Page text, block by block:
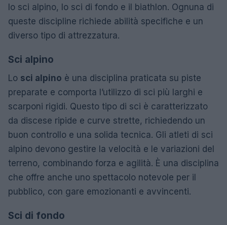
lo sci alpino, lo sci di fondo e il biathlon. Ognuna di
queste discipline richiede abilità specifiche e un
diverso tipo di attrezzatura.
Sci alpino
Lo sci alpino è una disciplina praticata su piste
preparate e comporta l’utilizzo di sci più larghi e
scarponi rigidi. Questo tipo di sci è caratterizzato
da discese ripide e curve strette, richiedendo un
buon controllo e una solida tecnica. Gli atleti di sci
alpino devono gestire la velocità e le variazioni del
terreno, combinando forza e agilità. È una disciplina
che offre anche uno spettacolo notevole per il
pubblico, con gare emozionanti e avvincenti.
Sci di fondo